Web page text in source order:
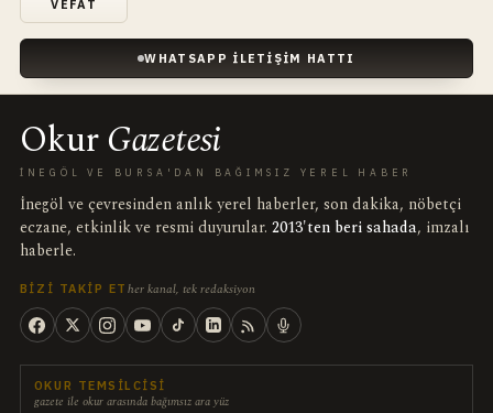
VEFAT
WHATSAPP İLETIŞIM HATTI
OkurGazetesi
İNEGÖL VE BURSA'DAN BAĞIMSIZ YEREL HABER
İnegöl ve çevresinden anlık yerel haberler, son dakika, nöbetçi
eczane, etkinlik ve resmi duyurular. 2013'ten beri sahada, imzalı
haberle.
BIZI TAKIP ET her kanal, tek redaksiyon
OKUR TEMSILCISI
gazete ile okur arasında bağımsız ara yüz